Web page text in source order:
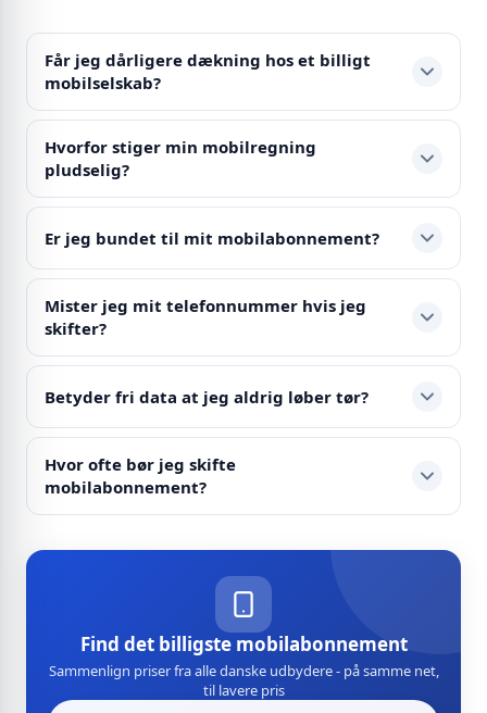
Får jeg dårligere dækning hos et billigt
mobilselskab?
Hvorfor stiger min mobilregning
pludselig?
Er jeg bundet til mit mobilabonnement?
Mister jeg mit telefonnummer hvis jeg
skifter?
Betyder fri data at jeg aldrig løber tør?
Hvor ofte bør jeg skifte
mobilabonnement?
Find det billigste mobilabonnement
Sammenlign priser fra alle danske udbydere - på samme net,
til lavere pris